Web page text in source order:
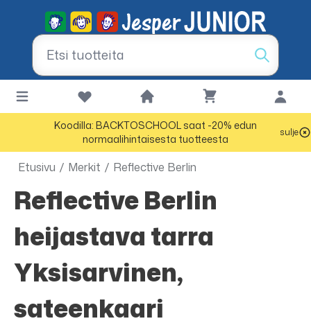
Koodilla: BACKTOSCHOOL saat -20% edun
normaalihintaisesta tuotteesta
sulje
Etusivu / Merkit / Reflective Berlin
Reflective Berlin
heijastava tarra
Yksisarvinen,
sateenkaari